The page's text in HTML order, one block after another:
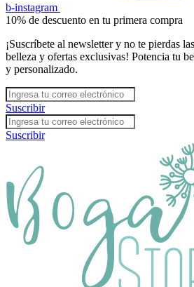
b-instagram
10% de descuento en tu primera compra
¡Suscríbete al newsletter y no te pierdas
belleza y ofertas exclusivas! Potencia tu
y personalizado.
Suscribir
Suscribir